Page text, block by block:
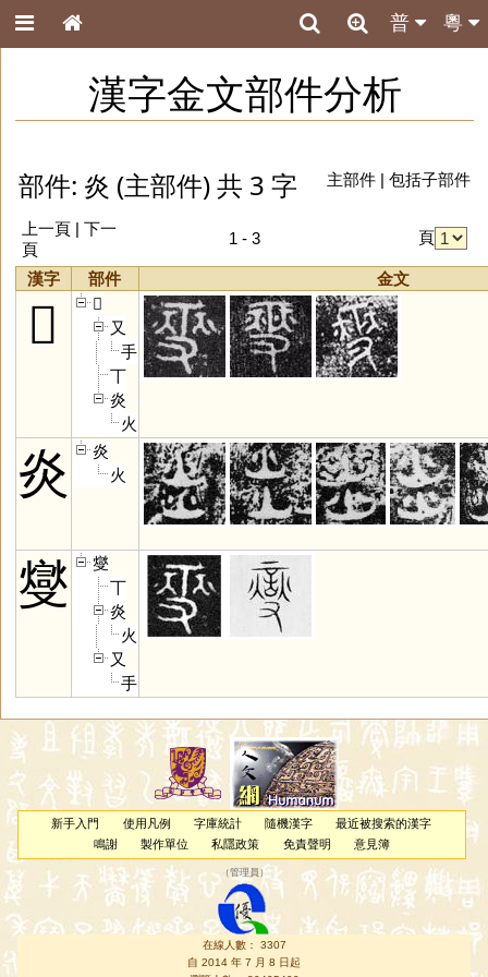
粵
普
漢字金文部件分析
部件: 炎 (主部件) 共 3 字 主部件| 包括子部件
上一頁 | 下一
頁
1 - 3 頁
漢字 部件 金文
𤏻
𤏻
又
手
丅
炎
火
炎
炎
火
燮
燮
丅
炎
火
又
手
新手入門 使用凡例 字庫統計 隨機漢字
最近被搜索的漢字
鳴謝
製作單位 私隱政策 免責聲明 意見簿
（管理員 ）
在線人數： 3307
自 2014 年 7 月 8 日起